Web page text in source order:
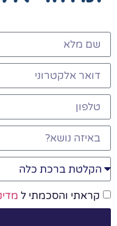
קראתי והסכמתי ל